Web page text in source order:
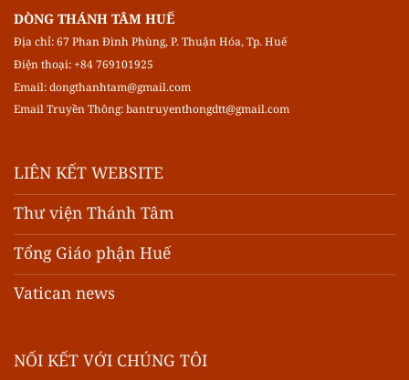
DÒNG THÁNH TÂM HUẾ
Địa chỉ: 67 Phan Đình Phùng, P. Thuận Hóa, Tp. Huế
Điện thoại: +84 769101925
Email:dongthanhtam@gmail.com
Email Truyền Thông:bantruyenthongdtt@gmail.com
LIÊN KẾT WEBSITE
Thư viện Thánh Tâm
Tổng Giáo phận Huế
Vatican news
NỐI KẾT VỚI CHÚNG TÔI